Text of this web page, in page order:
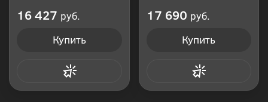
16 427 руб.
Купить
17 690 руб.
Купить